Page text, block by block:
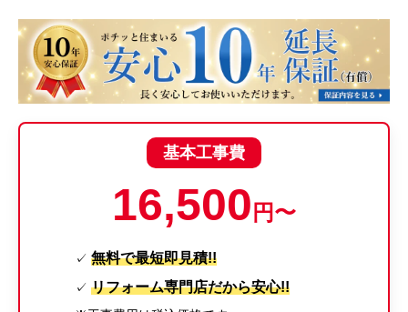
基本工事費
16,500 円〜
✓ 無料で最短即見積!!
✓ リフォーム専門店だから安心!!